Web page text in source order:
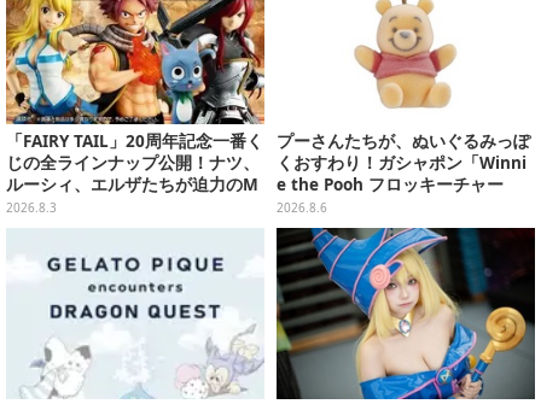
「FAIRY TAIL」20周年記念一番く
じの全ラインナップ公開！ナツ、
ルーシィ、エルザたちが迫力のM
ASTERLISEで初登場
2026.8.3
プーさんたちが、ぬいぐるみっぽ
くおすわり！ガシャポン「Winni
e the Pooh フロッキーチャー
ム」ふわふわでどれも可愛い全4
種
2026.8.6